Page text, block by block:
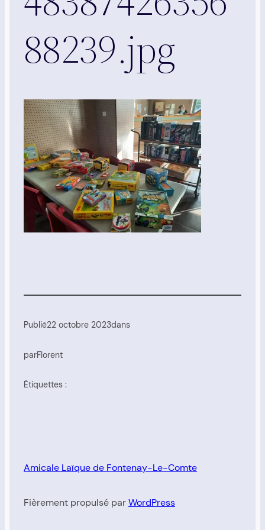
88239.jpg
Publié22 octobre 2023dans
parFlorent
Étiquettes :
Amicale Laïque de Fontenay-Le-Comte
Fièrement propulsé parWordPress